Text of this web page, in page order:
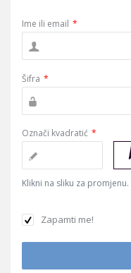
Ime ili email *
Šifra *
Označi kvadratić *
Klikni na sliku za promjenu.
Zapamti me!